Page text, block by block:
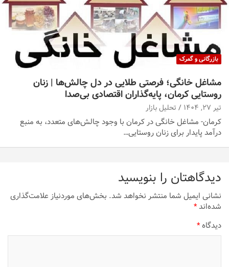
بازرگانی و گمرک
مشاغل خانگی؛ فرصتی طلایی در دل چالش‌ها | زنان
روستایی کرمان، پایه‌گذاران اقتصادی بی‌صدا
تیر ۲۷, ۱۴۰۴ تحلیل بازار
کرمان- مشاغل خانگی در کرمان با وجود چالش‌های متعدد، به منبع
درآمد پایدار برای زنان روستایی…
دیدگاهتان را بنویسید
نشانی ایمیل شما منتشر نخواهد شد.بخش‌های موردنیاز علامت‌گذاری
شده‌اند*
دیدگاه*